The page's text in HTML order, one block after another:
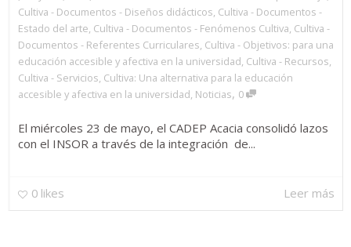
Cultiva - Documentos - Diseños didácticos, Cultiva - Documentos -
Estado del arte, Cultiva - Documentos - Fenómenos Cultiva, Cultiva -
Documentos - Referentes Curriculares, Cultiva - Objetivos: para una
educación accesible y afectiva en la universidad, Cultiva - Recursos,
Cultiva - Servicios, Cultiva: Una alternativa para la educación
accesible y afectiva en la universidad, Noticias, 0
El miércoles 23 de mayo, el CADEP Acacia consolidó lazos
con el INSOR a través de la integración de...
0 likes Leer más